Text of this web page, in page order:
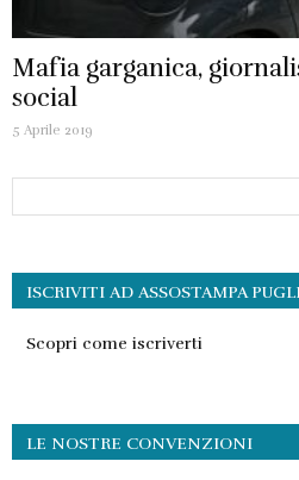
Mafia garganica,
social
5 Aprile 2019
ISCRIVITI AD ASSOSTAMPA
Scopri come iscriverti
LE NOSTRE CONVENZIONI